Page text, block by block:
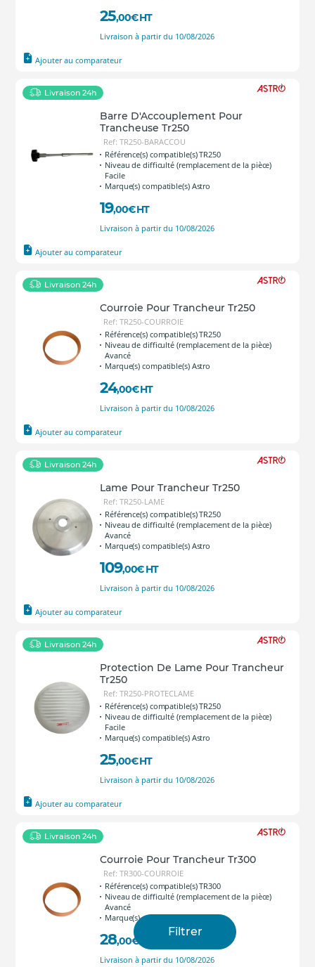
Filtrer
25,00€HT
Livraison à partir du 10/08/2026
Ajouter au comparateur
Livraison 24h
Barre D'Accouplement Pour
Trancheuse Tr250
Ref: TR250-BARACCOU
Référence(s) compatible(s) TR250
Niveau de difficulté (remplacement de la pièce)
Facile
Marque(s) compatible(s) Astro
19,00€HT
Livraison à partir du 10/08/2026
Ajouter au comparateur
Livraison 24h
Courroie Pour Trancheur Tr250
Ref: TR250-COURROIE
Référence(s) compatible(s) TR250
Niveau de difficulté (remplacement de la pièce)
Avancé
Marque(s) compatible(s) Astro
24,00€HT
Livraison à partir du 10/08/2026
Ajouter au comparateur
Livraison 24h
Lame Pour Trancheur Tr250
Ref: TR250-LAME
Référence(s) compatible(s) TR250
Niveau de difficulté (remplacement de la pièce)
Avancé
Marque(s) compatible(s) Astro
109,00€ HT
Livraison à partir du 10/08/2026
Ajouter au comparateur
Livraison 24h
Protection De Lame Pour Trancheur
Tr250
Ref: TR250-PROTECLAME
Référence(s) compatible(s) TR250
Niveau de difficulté (remplacement de la pièce)
Facile
Marque(s) compatible(s) Astro
25,00€HT
Livraison à partir du 10/08/2026
Ajouter au comparateur
Livraison 24h
Courroie Pour Trancheur Tr300
Ref: TR300-COURROIE
Référence(s) compatible(s) TR300
Niveau de difficulté (remplacement de la pièce)
Avancé
Marque(s) compatible(s) Astro
28,00€
Livraison à partir du 10/08/2026